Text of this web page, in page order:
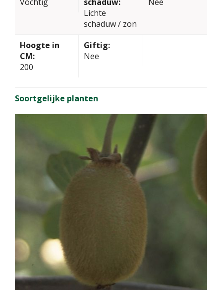
Lichte
schaduw / zon
Hoogte in
CM:
200
Giftig:
Nee
Soortgelijke planten